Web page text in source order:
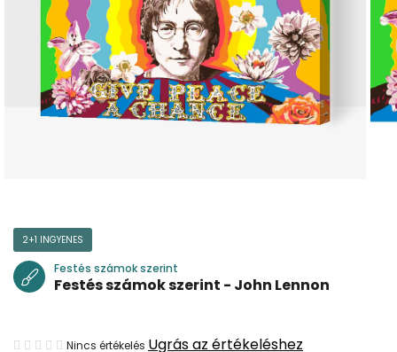
2+1 INGYENES
Festés számok szerint
Festés számok szerint - John Lennon
A
Nincs értékelés Ugrás az értékeléshez